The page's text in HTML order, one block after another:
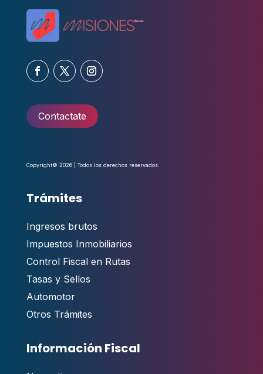
Contactate
Copyright© 2026 | Todos los derechos reservados.
Trámites
Ingresos brutos
Impuestos Inmobiliarios
Control Fiscal en Rutas
Tasas y Sellos
Automotor
Otros Trámites
Información Fiscal